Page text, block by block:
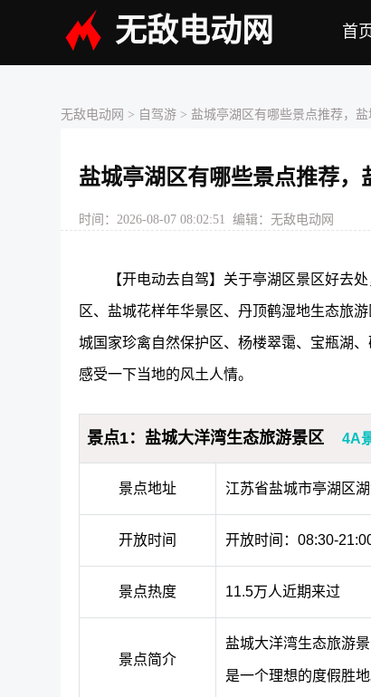
无敌电动网 首
无敌电动网 > 自驾游 > 盐城亭湖区有哪些景点推荐，
盐城亭湖区有哪些景点推荐
时间：2026-08-07 08:02:51 编辑：无敌电动网
【开电动去自驾】关于亭湖区景区好去
区、盐城花样年华景区、丹顶鹤湿地生态旅
城国家珍禽自然保护区、杨楼翠霭、宝瓶湖
感受一下当地的风土人情。
景点1：盐城大洋湾生态旅游景区 4A
景点地址 江苏省盐城市亭湖区
开放时间 开放时间：08:30-
景点热度 11.5万人近期来过
景点简介
盐城大洋湾生态旅游
是一个理想的度假胜地